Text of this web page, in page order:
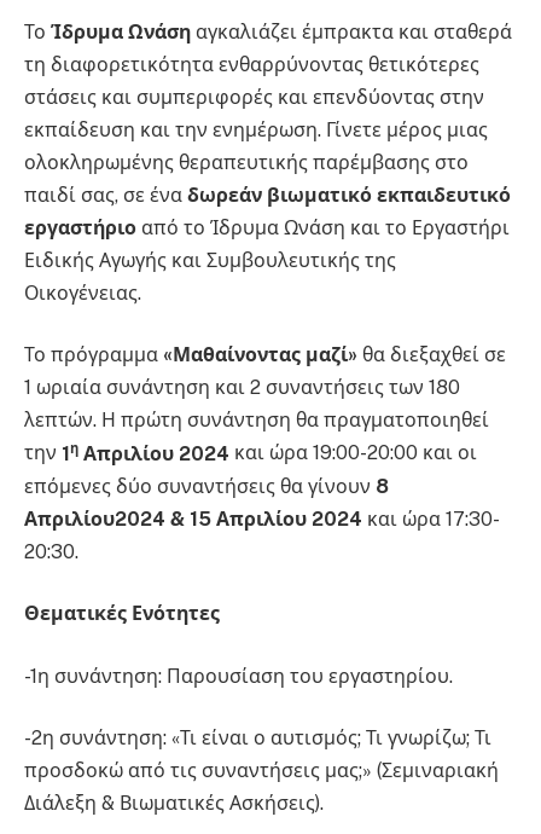
Το Ίδρυμα Ωνάση αγκαλιάζει έμπρακτα και σταθερά
τη διαφορετικότητα ενθαρρύνοντας θετικότερες
στάσεις και συμπεριφορές και επενδύοντας στην
εκπαίδευση και την ενημέρωση. Γίνετε μέρος μιας
ολοκληρωμένης θεραπευτικής παρέμβασης στο
παιδί σας, σε ένα δωρεάν βιωματικό εκπαιδευτικό
εργαστήριο από το Ίδρυμα Ωνάση και το Εργαστήρι
Ειδικής Αγωγής και Συμβουλευτικής της
Οικογένειας.
Το πρόγραμμα «Μαθαίνοντας μαζί» θα διεξαχθεί σε
1 ωριαία συνάντηση και 2 συναντήσεις των 180
λεπτών. Η πρώτη συνάντηση θα πραγματοποιηθεί
την 1η Απριλίου 2024 και ώρα 19:00-20:00 και οι
επόμενες δύο συναντήσεις θα γίνουν 8
Απριλίου2024 & 15 Απριλίου 2024 και ώρα 17:30-
20:30.
Θεματικές Ενότητες
-1η συνάντηση: Παρουσίαση του εργαστηρίου.
-2η συνάντηση: «Τι είναι ο αυτισμός; Τι γνωρίζω; Τι
προσδοκώ από τις συναντήσεις μας;» (Σεμιναριακή
Διάλεξη & Βιωματικές Ασκήσεις).